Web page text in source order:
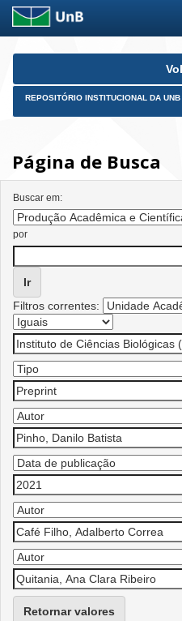
Skip
REPOSITÓRIO INSTITUCIONAL DA UNB
Página de Busca
Buscar em:
por
Filtros correntes:
Retornar valores